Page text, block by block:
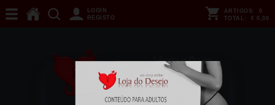
LOGIN
REGISTO
ARTIGOS:
0
TOTAL: € 0,00